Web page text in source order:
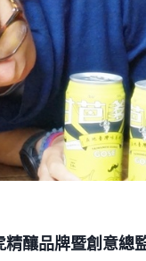
精釀品牌暨創意總